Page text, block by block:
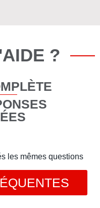
?
les mêmes questions